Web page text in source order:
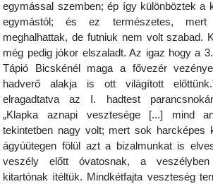
egymással szemben; ép így különböztek a
egymástól; és ez természetes, mert
meghalhattak, de futniuk nem volt szabad.
még pedig jókor elszaladt. Az igaz hogy a
Tápió Bicskénél maga a fővezér
hadverő alakja is ott világított
elragadtatva az I. hadtest
„Klapka aznapi vesztesége [...] mind
tekintetben nagy volt; mert sok harcképes
ágyúütegen fölül azt a bizalmunkat is
veszély előtt óvatosnak, a veszélyben
kitartónak ítéltük. Mindkétfajta veszteség